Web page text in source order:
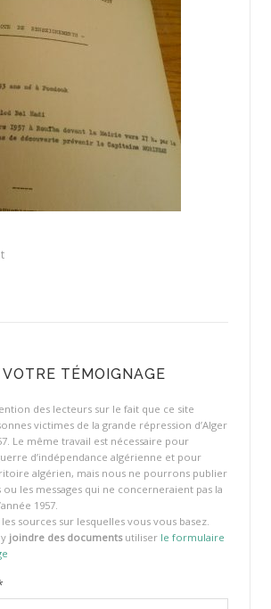
TÉMOIGNAGE
des lecteurs sur le fait que ce site
victimes de la grande répression d’Alger
Le même travail est nécessaire pour
d’indépendance algérienne et pour
algérien, mais nous ne pourrons publier
les messages qui ne concerneraient pas la
1957.
sources sur lesquelles vous vous basez.
joindre des documentsutiliser le formulaire